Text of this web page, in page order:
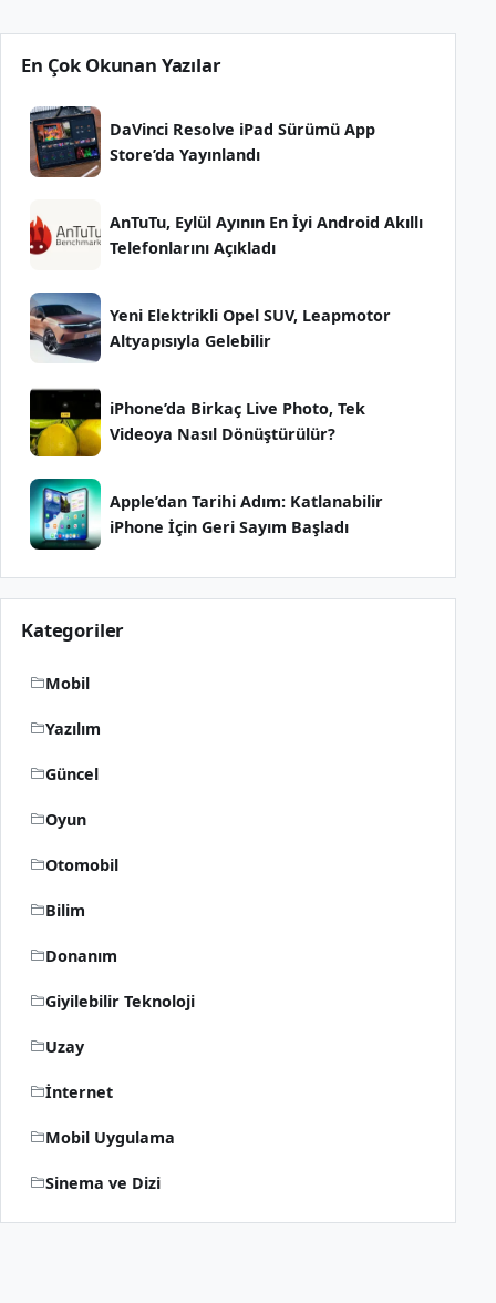
En Çok Okunan Yazılar
DaVinci Resolve iPad Sürümü App
Store’da Yayınlandı
AnTuTu, Eylül Ayının En İyi Android Akıllı
Telefonlarını Açıkladı
Yeni Elektrikli Opel SUV, Leapmotor
Altyapısıyla Gelebilir
iPhone’da Birkaç Live Photo, Tek
Videoya Nasıl Dönüştürülür?
Apple’dan Tarihi Adım: Katlanabilir
iPhone İçin Geri Sayım Başladı
Kategoriler
Mobil
Yazılım
Güncel
Oyun
Otomobil
Bilim
Donanım
Giyilebilir Teknoloji
Uzay
İnternet
Mobil Uygulama
Sinema ve Dizi